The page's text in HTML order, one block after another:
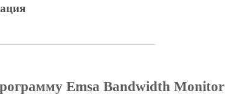
Emsa Bandwidth Monitor